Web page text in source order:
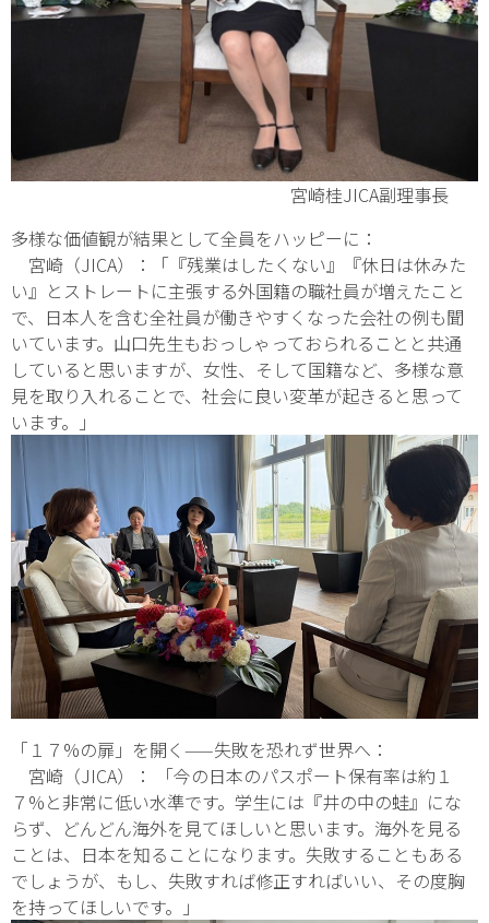
宮崎桂JICA副理事長
多様な価値観が結果として全員をハッピーに：
宮崎（JICA）：「『残業はしたくない』『休日は休みた
い』とストレートに主張する外国籍の職社員が増えたこと
で、日本人を含む全社員が働きやすくなった会社の例も聞
いています。山口先生もおっしゃっておられることと共通
していると思いますが、女性、そして国籍など、多様な意
見を取り入れることで、社会に良い変革が起きると思って
います。」
「１７%の扉」を開く——失敗を恐れず世界へ：
宮崎（JICA）： 「今の日本のパスポート保有率は約１
７%と非常に低い水準です。学生には『井の中の蛙』にな
らず、どんどん海外を見てほしいと思います。海外を見る
ことは、日本を知ることになります。失敗することもある
でしょうが、もし、失敗すれば修正すればいい、その度胸
を持ってほしいです。」